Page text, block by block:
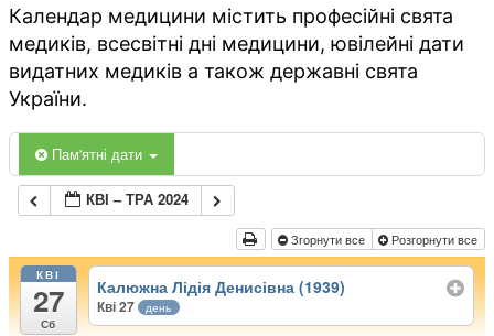
Календар медицини містить професійні свята
медиків, всесвітні дні медицини, ювілейні дати
видатних медиків а також державні свята
України.
Пам'ятні дати
КВІ – ТРА 2024
Згорнути все Розгорнути все
КВІ
27
Сб
Калюжна Лідія Денисівна (1939)
Кві 27 день